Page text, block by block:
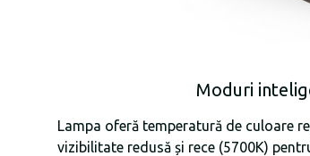
Moduri
Lampa oferă temperatură de culoare
vizibilitate redusă și rece (5700K)